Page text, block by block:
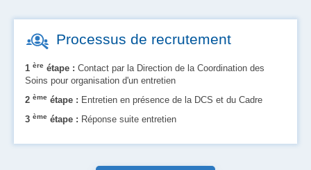
Processus de recrutement
1 ère étape : Contact par la Direction de la Coordination des
Soins pour organisation d'un entretien
2 ème étape : Entretien en présence de la DCS et du Cadre
3 ème étape : Réponse suite entretien